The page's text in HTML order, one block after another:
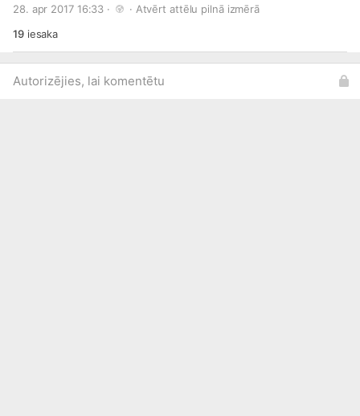
28. apr 2017 16:33 · · Atvērt attēlu pilnā izmērā
19iesaka
Autorizējies, lai komentētu